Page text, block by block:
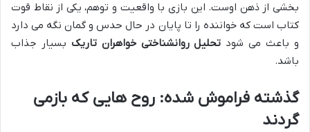
بخشی از ذهن اوست. این بازی با واقعیت و توهم، یکی از نقاط قوت
کتاب است که خواننده را تا پایان در حال حدس و گمان نگه می دارد
و باعث می شود تحلیل روانشناختی خواهران تاریک بسیار جذاب
باشد.
گذشته فراموش شده: روح هایی که بازمی
گردند